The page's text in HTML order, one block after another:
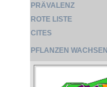
PRÄVALENZ
ROTE LISTE
CITES
PFLANZEN